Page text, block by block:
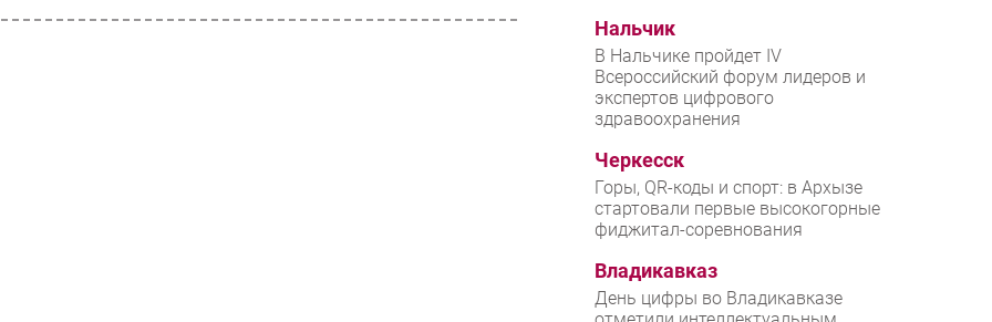
Нальчик
В Нальчике пройдет IV
Всероссийский форум лидеров и
экспертов цифрового
здравоохранения
Черкесск
Горы, QR-коды и спорт: в Архызе
стартовали первые высокогорные
фиджитал-соревнования
Владикавказ
День цифры во Владикавказе